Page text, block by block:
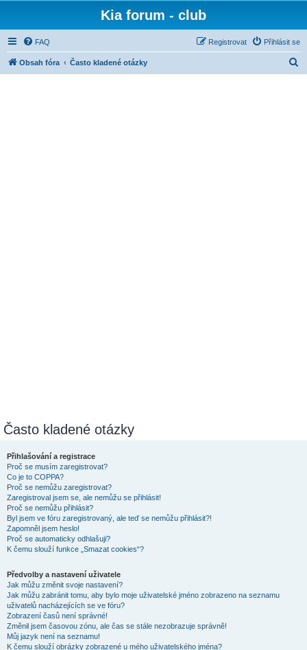
Kia forum - club
FAQ Přihlásit se
Registrovat
Obsah fóra Často kladené otázky
Často kladené otázky
Přihlašování a registrace
Proč se musím zaregistrovat?
Co je to COPPA?
Proč se nemůžu zaregistrovat?
Zaregistroval jsem se, ale nemůžu se přihlásit!
Proč se nemůžu přihlásit?
Byl jsem ve fóru zaregistrovaný, ale teď se nemůžu přihlásit?!
Zapomněl jsem heslo!
Proč se automaticky odhlašuji?
K čemu slouží funkce „Smazat cookies“?
Předvolby a nastavení uživatele
Jak můžu změnit svoje nastavení?
Jak můžu zabránit tomu, aby bylo moje uživatelské jméno zobrazeno na seznamu
uživatelů nacházejících se ve fóru?
Zobrazení časů není správné!
Změnil jsem časovou zónu, ale čas se stále nezobrazuje správně!
Můj jazyk není na seznamu!
K čemu slouží obrázky zobrazené u mého uživatelského jména?